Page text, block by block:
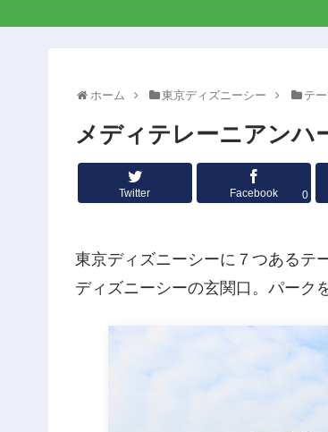
ホーム 東京ディズニーシー テ
メディテレーニアンハ
Twitter Facebook 0
東京ディズニーシーに７つあるテ
ディズニーシーの玄関口。パーク